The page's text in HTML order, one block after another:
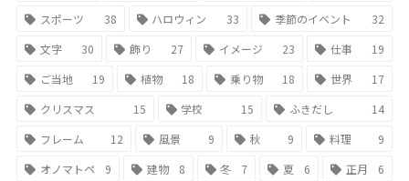
スポーツ
38 ハロウィン 33 季節のイベント
32
文字
30 飾り 27 イメージ 23 仕事
19
ご当地
19 植物 18 乗り物 18 世界
17
クリスマス
15 学校 15 ふきだし
14
フレーム
12 風景 9 秋 9 料理
9
オノマトペ
9 建物 8 冬 7 夏 6 正月
6